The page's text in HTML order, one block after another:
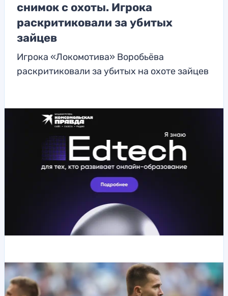
снимок с охоты. Игрока
раскритиковали за убитых
зайцев
Игрока «Локомотива» Воробьёва
раскритиковали за убитых на охоте зайцев